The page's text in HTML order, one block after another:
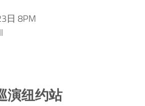
日 8PM
演纽约站